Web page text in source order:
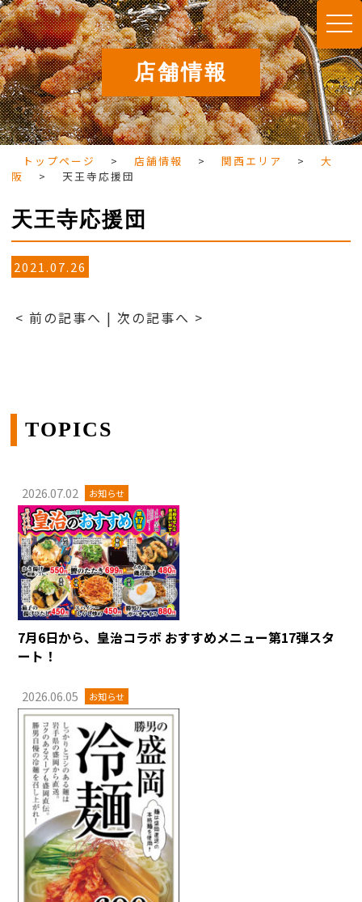
店舗情報
トップページ > 店舗情報 > 関西エリア >
大
阪
> 天王寺応援団
天王寺応援団
2021.07.26
< 前の記事へ | 次の記事へ >
TOPICS
2026.07.02 お知らせ
7月6日から、皇治コラボ おすすめメニュー第17弾スタ
ート！
2026.06.05 お知らせ